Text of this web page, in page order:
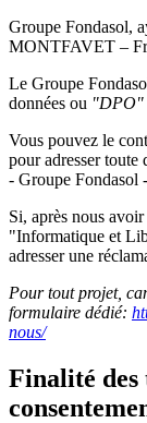
Groupe Fondasol,
MONTFAVET –
Le Groupe
données ou "DPO"
Vous pouvez le
pour adresser toute
- Groupe Fondasol
Si, après nous
"Informatique et
adresser une
Pour tout projet,
formulaire dédié:
nous/
Finalité des